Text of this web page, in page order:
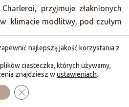
przyjmuje złaknionych
klimacie modlitwy, pod czułym
rekolekcje głoszoneprzez cały
pielgrzymki.
wspólnotowego oraz
wewnętrznej ciszy, jak i
najlepszą jakość korzystania z
ciasteczka, których używamy,
znajdziesz wustawieniach.
Zamknij panel powiadomień o